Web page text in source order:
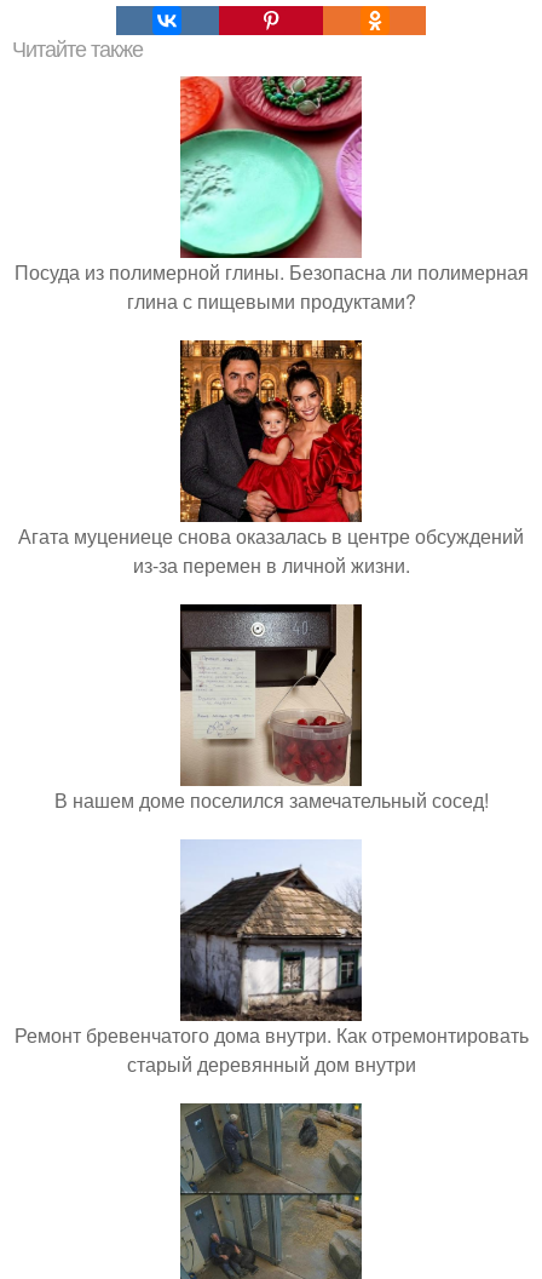
Читайте также
Посуда из полимерной глины. Безопасна ли полимерная
глина с пищевыми продуктами?
Агата муцениеце снова оказалась в центре обсуждений
из-за перемен в личной жизни.
В нашем доме поселился замечательный сосед!
Ремонт бревенчатого дома внутри. Как отремонтировать
старый деревянный дом внутри